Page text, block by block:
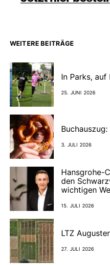
WEITERE BEITRÄGE
In Parks, auf
25. JUNI 2026
3. JULI 2026
Hansgrohe-
den
wichtigen
15. JULI 2026
LTZ
27. JULI 2026